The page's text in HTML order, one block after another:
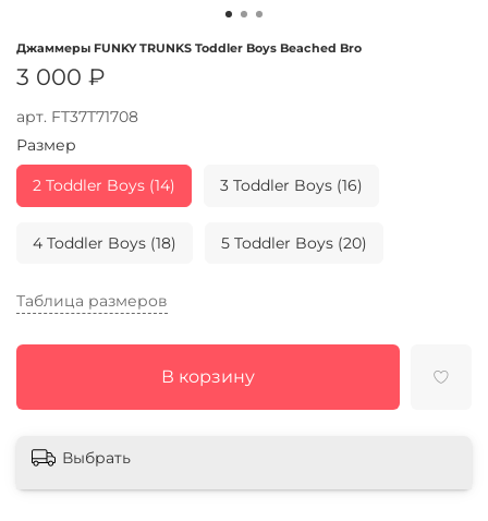
арт. FT37T71708
Джаммеры FUNKY TRUNKS Toddler Boys Beached Bro
3 000 ₽
Таблица размеров
В корзину
Размер
2 Toddler Boys (14) 3 Toddler Boys (16)
4 Toddler Boys (18) 5 Toddler Boys (20)
Выбрать